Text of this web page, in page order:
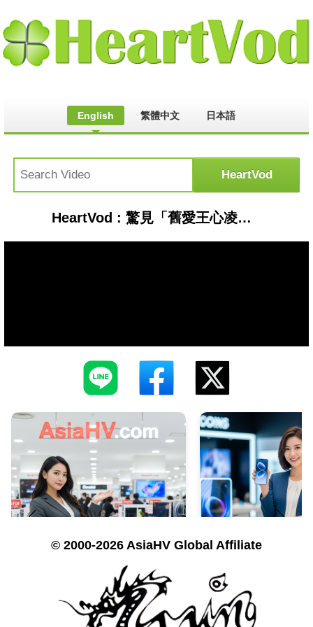
English 繁體中文 日本語
HeartVod : 驚見「舊愛王心凌」！姚元浩真實反應曝光 陳漢典喊：怎麼錄嘛｜三立新聞網 SETN.com
© 2000-2026 AsiaHV Global Affiliate